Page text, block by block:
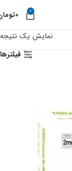
0 ۰
نمایش یک نتیجه
فیلترها